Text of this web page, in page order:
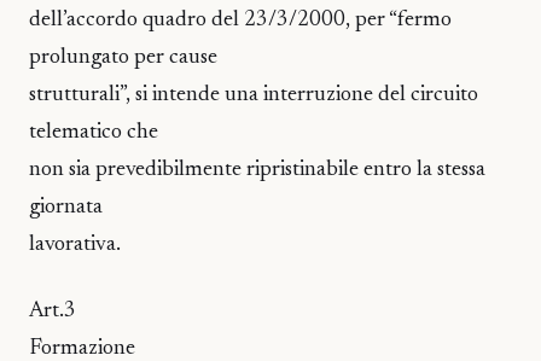
dell’accordo quadro del 23/3/2000, per “fermo
prolungato per cause
strutturali”, si intende una interruzione del circuito
telematico che
non sia prevedibilmente ripristinabile entro la stessa
giornata
lavorativa.
Art.3
Formazione